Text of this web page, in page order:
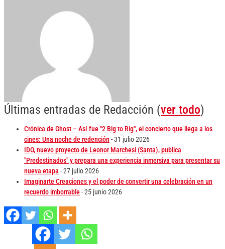
Últimas entradas de Redacción (ver todo)
Crónica de Ghost – Así fue "2 Big to Rig", el concierto que llega a los
cines: Una noche de redención - 31 julio 2026
IDO, nuevo proyecto de Leonor Marchesi (Santa), publica
"Predestinados" y prepara una experiencia inmersiva para presentar su
nueva etapa - 27 julio 2026
Imaginarte Creaciones y el poder de convertir una celebración en un
recuerdo imborrable- 25 junio 2026